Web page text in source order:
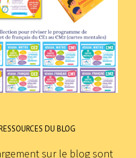
DU BLOG
sur le blog sont